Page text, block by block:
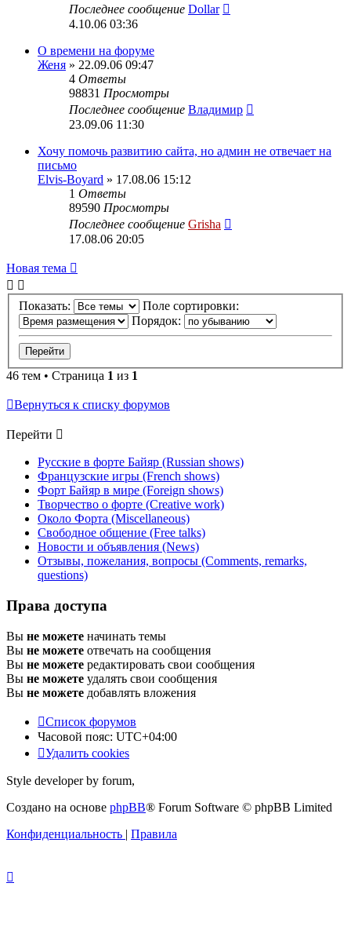
Последнее сообщение Dollar
4.10.06 03:36
О времени на форуме
Женя » 22.09.06 09:47
4 Ответы
98831 Просмотры
Последнее сообщение Владимир
23.09.06 11:30
Хочу помочь развитию сайта, но админ не отвечает на
письмо
Elvis-Boyard » 17.08.06 15:12
1 Ответы
89590 Просмотры
Последнее сообщение Grisha
17.08.06 20:05
Новая тема
Показать:
Поле сортировки:
Порядок:
46 тем • Страница 1 из 1
Вернуться к списку форумов
Перейти
Русские в форте Байяр (Russian shows)
Французские игры (French shows)
Форт Байяр в мире (Foreign shows)
Творчество о форте (Creative work)
Около Форта (Miscellaneous)
Свободное общение (Free talks)
Новости и объявления (News)
Отзывы, пожелания, вопросы (Comments, remarks,
questions)
Права доступа
Вы не можете начинать темы
Вы не можете отвечать на сообщения
Вы не можете редактировать свои сообщения
Вы не можете удалять свои сообщения
Вы не можете добавлять вложения
Список форумов
Часовой пояс: UTC+04:00
Удалить cookies
Style developer by forum,
Создано на основе phpBB® Forum Software © phpBB Limited
Конфиденциальность | Правила